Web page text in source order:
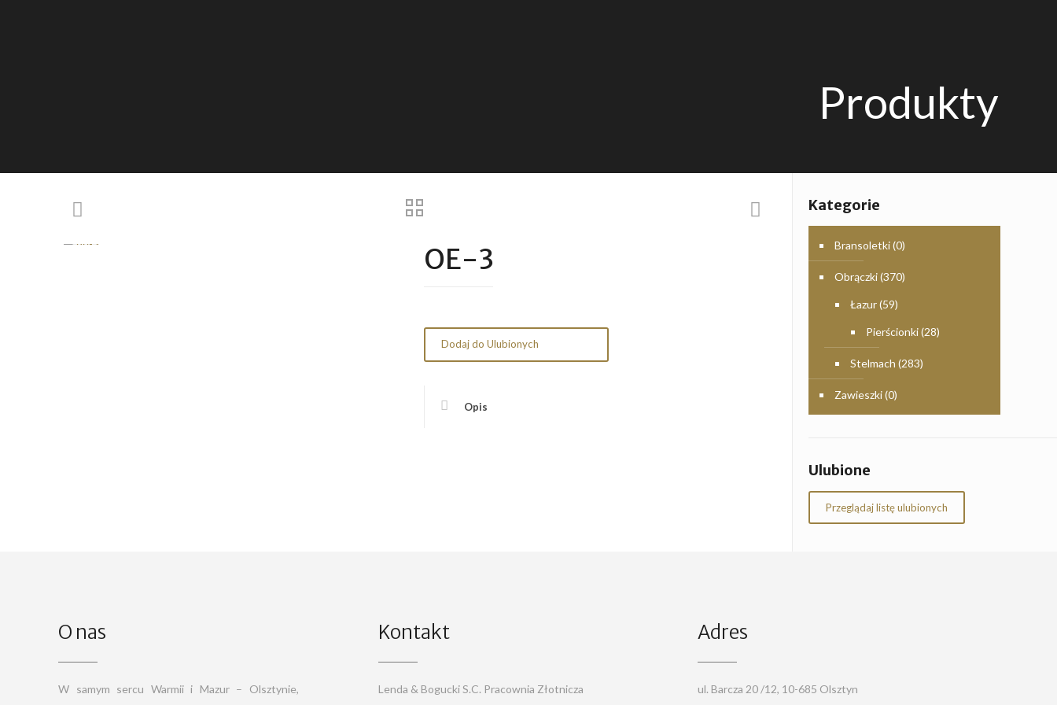
Produkty
OE-3
Dodaj do Ulubionych
Opis
Kategorie
Bransoletki(0)
Obrączki(370)
Łazur(59)
Pierścionki(28)
Stelmach (283)
Zawieszki(0)
Ulubione
Przeglądaj listę ulubionych
O nas
W samym sercu Warmii i Mazur – Olsztynie,
Kontakt
Lenda & Bogucki S.C. Pracownia Złotnicza
Adres
ul. Barcza 20 /12, 10-685 Olsztyn